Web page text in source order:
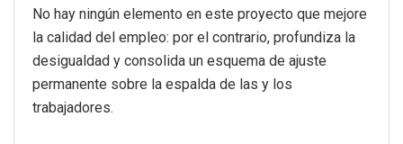
No hay ningún elemento en este proyecto que mejore
la calidad del empleo: por el contrario, profundiza la
desigualdad y consolida un esquema de ajuste
permanente sobre la espalda de las y los
trabajadores.